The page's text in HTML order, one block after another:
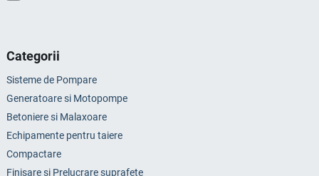
Categorii
Sisteme de Pompare
Generatoare si Motopompe
Betoniere si Malaxoare
Echipamente pentru taiere
Compactare
Finisare si Prelucrare suprafete